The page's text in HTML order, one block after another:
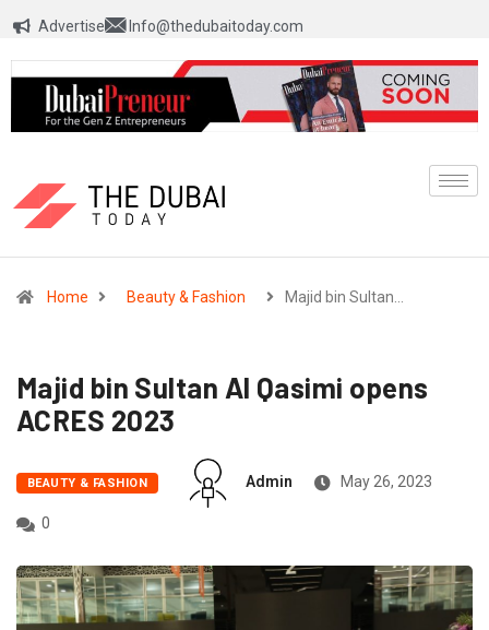
Advertise Info@thedubaitoday.com
Home Beauty & Fashion Majid bin Sultan…
Majid bin Sultan Al Qasimi opens
ACRES 2023
BEAUTY & FASHION Admin May 26, 2023
0